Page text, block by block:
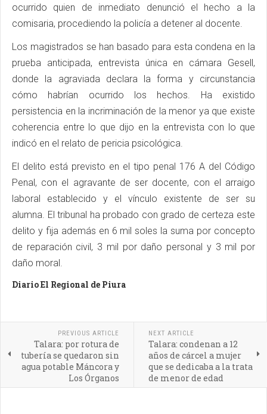
ocurrido quien de inmediato denunció el hecho a la
comisaria, procediendo la policía a detener al docente.
Los magistrados se han basado para esta condena en la
prueba anticipada, entrevista única en cámara Gesell,
donde la agraviada declara la forma y circunstancia
cómo habrían ocurrido los hechos. Ha existido
persistencia en la incriminación de la menor ya que existe
coherencia entre lo que dijo en la entrevista con lo que
indicó en el relato de pericia psicológica.
El delito está previsto en el tipo penal 176 A del Código
Penal, con el agravante de ser docente, con el arraigo
laboral establecido y el vínculo existente de ser su
alumna. El tribunal ha probado con grado de certeza este
delito y fija además en 6 mil soles la suma por concepto
de reparación civil, 3 mil por daño personal y 3 mil por
daño moral.
Diario El Regional de Piura
PREVIOUS ARTICLE
Talara: por rotura de
tubería se quedaron sin
agua potable Máncora y
Los Órganos
NEXT ARTICLE
Talara: condenan a 12
años de cárcel a mujer
que se dedicaba a la trata
de menor de edad